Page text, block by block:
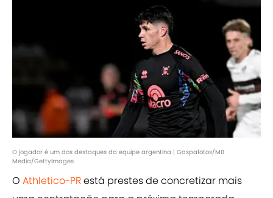
O jogador é um dos destaques da equipe argentina | Gaspafotos/MB
Media/GettyImages
O Athletico-PRestá prestes de concretizar mais